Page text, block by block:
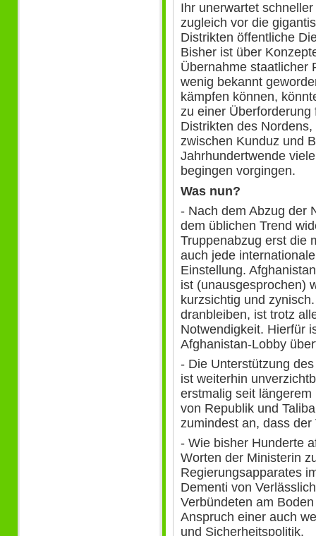
Ihr unerwartet
zugleich vor die
Distrikten öffentliche
Bisher ist über
Übernahme staatlicher
wenig bekannt
kämpfen können,
zu einer
Distrikten des
zwischen Kunduz und
Jahrhundertwende
begingen vorgingen.
Was nun?
- Nach dem Abzug der
dem üblichen Trend
Truppenabzug erst die
auch jede
Einstellung.
ist (unausgesprochen)
kurzsichtig und
dranbleiben, ist trotz
Notwendigkeit. Hierfür
Afghanistan-Lobby
- Die Unterstützung
ist weiterhin
erstmalig seit
von Republik und
zumindest an, dass
- Wie bisher Hunderte
Worten der Ministerin
Regierungsapparates
Dementi von
Verbündeten am
Anspruch einer auch
und Sicherheitspolitik.